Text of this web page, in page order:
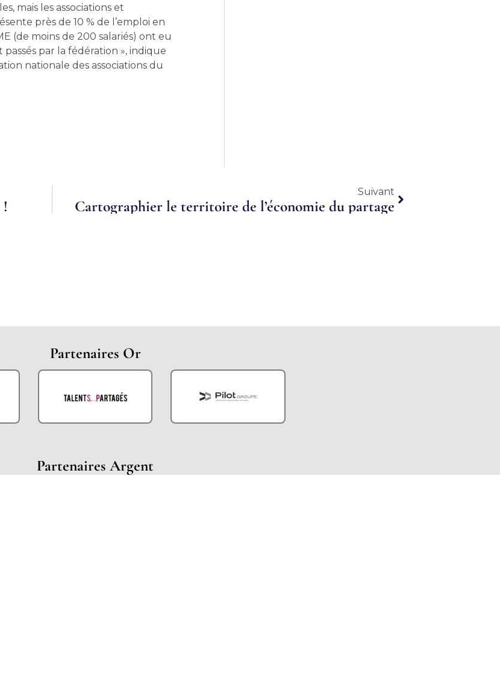
mais les associations et
près de 10 % de l’emploi en
(de moins de 200 salariés) ont eu
par la fédération », indique
nationale des associations du
Suivant
Cartographier le territoire de l’économie du partage
Partenaires Or
Partenaires Argent